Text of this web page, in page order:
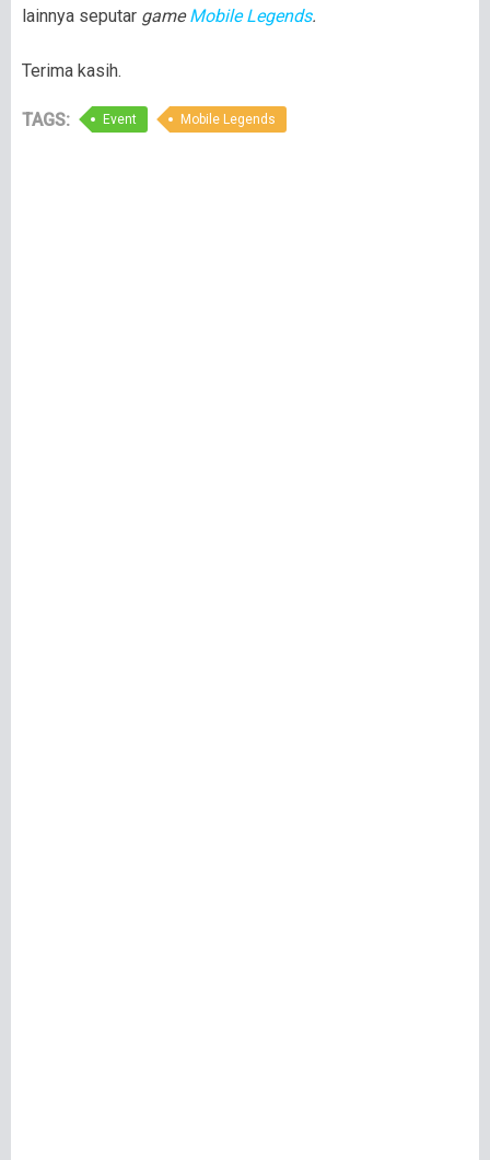
lainnya seputar gameMobile Legends.
Terima kasih.
TAGS: Event Mobile Legends